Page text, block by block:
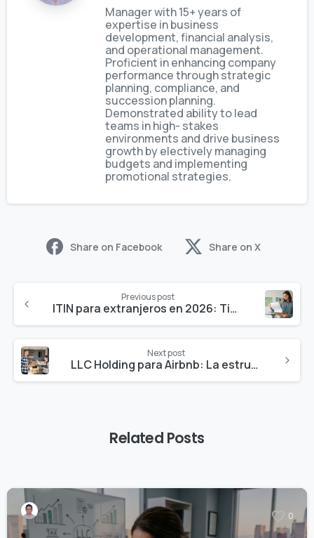
Manager with 15+ years of
expertise in business
development, financial analysis,
and operational management.
Proficient in enhancing company
performance through strategic
planning, compliance, and
succession planning.
Demonstrated ability to lead
teams in high- stakes
environments and drive business
growth by electively managing
budgets and implementing
promotional strategies.
Share on Facebook Share on X
Previous post
ITIN para extranjeros en 2026: Tiempos de procesamiento y beneficios fiscales para dueños de LLC
Next post
LLC Holding para Airbnb: La estructura inteligente para proteger tu portafolio en 2026
Related Posts
0